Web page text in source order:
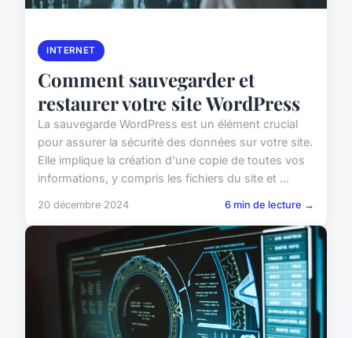
INTERNET
Comment sauvegarder et
restaurer votre site WordPress
La sauvegarde WordPress est un élément crucial
pour assurer la sécurité des données sur votre site.
Elle implique la création d'une copie de toutes vos
informations, y compris les fichiers du site et ...
20 décembre 2024 6 min de lecture →